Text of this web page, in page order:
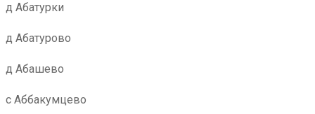
д Абатурки
д Абатурово
д Абашево
с Аббакумцево